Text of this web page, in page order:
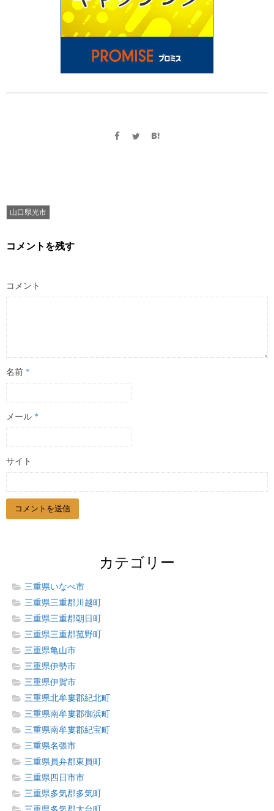
山口県光市
コメントを残す
コメント
名前 *
メール *
サイト
カテゴリー
三重県いなべ市
三重県三重郡川越町
三重県三重郡朝日町
三重県三重郡菰野町
三重県亀山市
三重県伊勢市
三重県伊賀市
三重県北牟婁郡紀北町
三重県南牟婁郡御浜町
三重県南牟婁郡紀宝町
三重県名張市
三重県員弁郡東員町
三重県四日市市
三重県多気郡多気町